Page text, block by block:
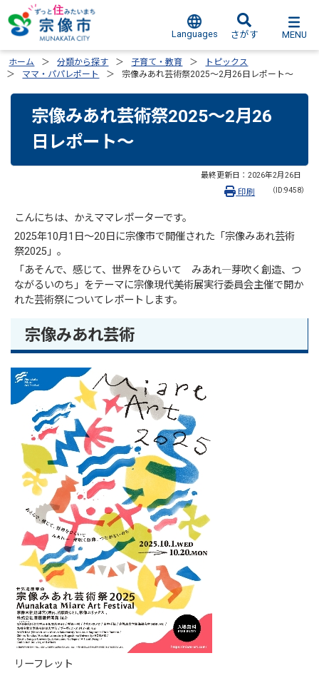
Languages さがす MENU
ホーム 分類から探す 子育て・教育
トピックス
ママ・パパレポート
宗像みあれ芸術祭2025～2月26日レポート～
宗像みあれ芸術祭2025～2月26
日レポート～
最終更新日： 2026年2月26日
（ID:9458）
印刷
こんにちは、かえママレポーターです。
2025年10月1日〜20日に宗像市で開催された「宗像みあれ芸術
祭2025」。
「あそんで、感じて、世界をひらいて みあれ―芽吹く創造、つ
ながるいのち」をテーマに宗像現代美術展実行委員会主催で開か
れた芸術祭についてレポートします。
宗像みあれ芸術
リーフレット